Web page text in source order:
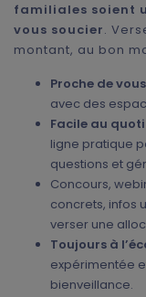
familiales soient
vous soucier.
montant, au bon
Proche de vous
avec des
Facile au
ligne pratique
questions et
Concours,
concrets, infos
verser une
Toujours à
expérimentée
bienveillance.